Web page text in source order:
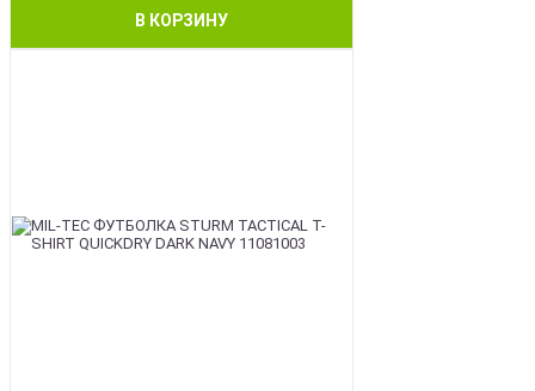
В КОРЗИНУ